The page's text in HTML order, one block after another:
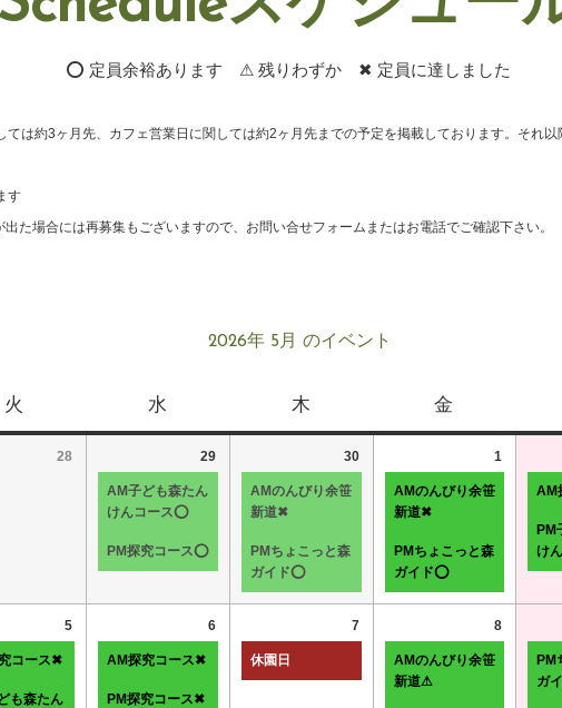
⭕ 定員余裕あります ⚠ 残りわずか ✖ 定員に達しました
は約3ヶ月先、カフェ営業日に関しては約2ヶ月先までの予定を掲載しております。それ
す
た場合には再募集もございますので、お問い合せフォームまたはお電話でご確認下さい。
2026年 5月 のイベント
火 水 木 金
28 29
AM子ども森たん
けんコース⭕
PM探究コース⭕
30
AMのんびり余笹
新道✖
PMちょこっと森
ガイド⭕
1
AMのんびり余笹
新道✖
PMちょこっと森
ガイド⭕
AM
PM
け
5
コース✖
も森たん
6
AM探究コース✖
PM探究コース✖
7
休園日
8
AMのんびり余笹
新道⚠
PM
ガ